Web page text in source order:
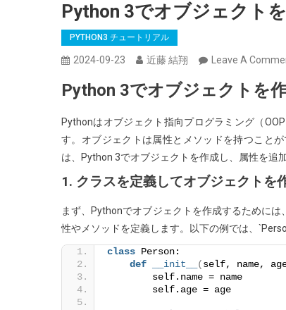
Python 3でオブジェクト
PYTHON3 チュートリアル
2024-09-23 近藤 結翔 Leave A
Python 3でオブジェクトを
Pythonはオブジェクト指向プログラミング（
す。オブジェクトは属性とメソッドを持つこと
は、Python 3でオブジェクトを作成し、属性を追
1. クラスを定義してオブジェクトを
まず、Pythonでオブジェクトを作成するために
性やメソッドを定義します。以下の例では、
class Person:
def
__init__ (self, name,
        self.name = name
        self.age = age